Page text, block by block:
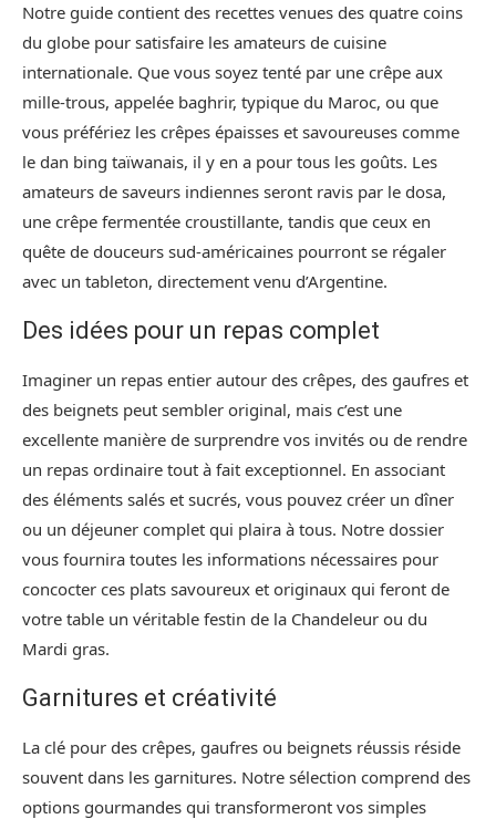
Notre guide contient des recettes venues des quatre coins
du globe pour satisfaire les amateurs de cuisine
internationale. Que vous soyez tenté par une crêpe aux
mille-trous, appelée baghrir, typique du Maroc, ou que
vous préfériez les crêpes épaisses et savoureuses comme
le dan bing taïwanais, il y en a pour tous les goûts. Les
amateurs de saveurs indiennes seront ravis par le dosa,
une crêpe fermentée croustillante, tandis que ceux en
quête de douceurs sud-américaines pourront se régaler
avec un tableton, directement venu d’Argentine.
Des idées pour un repas complet
Imaginer un repas entier autour des crêpes, des gaufres et
des beignets peut sembler original, mais c’est une
excellente manière de surprendre vos invités ou de rendre
un repas ordinaire tout à fait exceptionnel. En associant
des éléments salés et sucrés, vous pouvez créer un dîner
ou un déjeuner complet qui plaira à tous. Notre dossier
vous fournira toutes les informations nécessaires pour
concocter ces plats savoureux et originaux qui feront de
votre table un véritable festin de la Chandeleur ou du
Mardi gras.
Garnitures et créativité
La clé pour des crêpes, gaufres ou beignets réussis réside
souvent dans les garnitures. Notre sélection comprend des
options gourmandes qui transformeront vos simples